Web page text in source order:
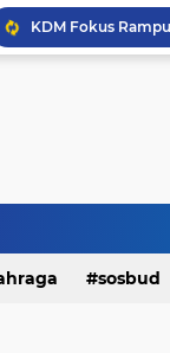
sosbud